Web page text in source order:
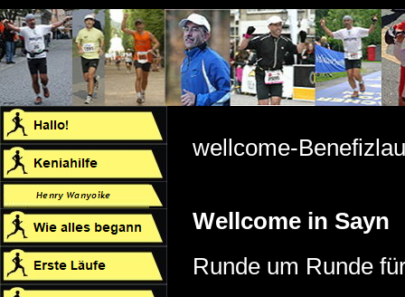
wellcome-
Wellcome in Sayn
Runde um Runde